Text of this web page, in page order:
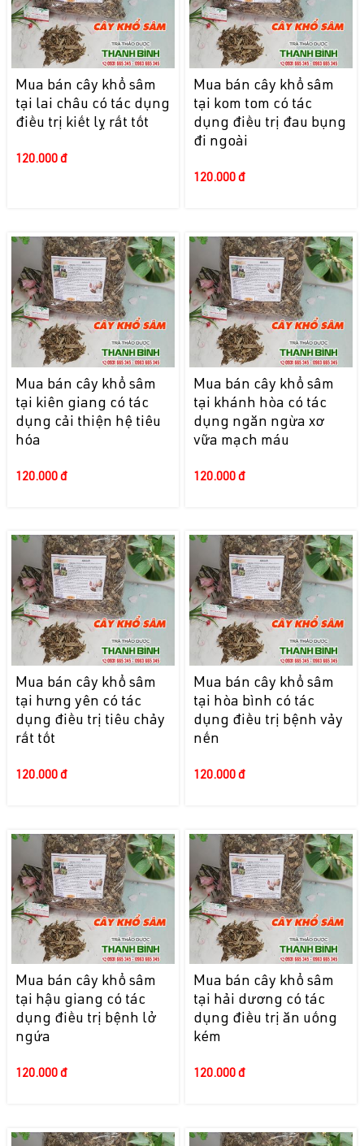
Mua bán cây khổ sâm
tại lai châu có tác dụng
điều trị kiết lỵ rất tốt
120.000 đ
Mua bán cây khổ sâm
tại kom tom có tác
dụng điều trị đau bụng
đi ngoài
120.000 đ
Mua bán cây khổ sâm
tại kiên giang có tác
dụng cải thiện hệ tiêu
hóa
120.000 đ
Mua bán cây khổ sâm
tại khánh hòa có tác
dụng ngăn ngừa xơ
vữa mạch máu
120.000 đ
Mua bán cây khổ sâm
tại hưng yên có tác
dụng điều trị tiêu chảy
rất tốt
120.000 đ
Mua bán cây khổ sâm
tại hòa bình có tác
dụng điều trị bệnh vảy
nến
120.000 đ
Mua bán cây khổ sâm
tại hậu giang có tác
dụng điều trị bệnh lở
ngứa
120.000 đ
Mua bán cây khổ sâm
tại hải dương có tác
dụng điều trị ăn uống
kém
120.000 đ